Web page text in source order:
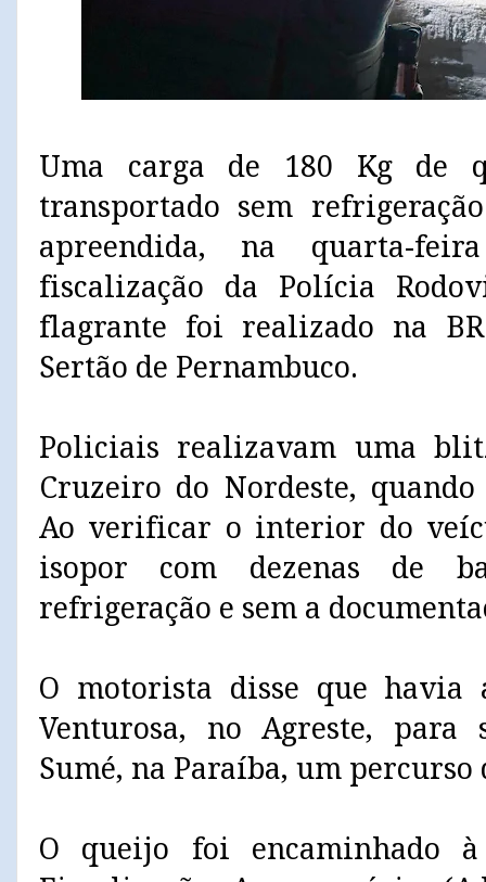
Uma carga de 180 Kg de
transportado sem
apreendida, na quarta-
fiscalização da Polícia
flagrante foi realizado na
Sertão de Pernambuco.
Policiais realizavam uma
Cruzeiro do Nordeste,
Ao verificar o interior do
isopor com dezenas de
refrigeração e sem a
O motorista disse que
Venturosa, no Agreste, para
Sumé, na Paraíba, um percurso
O queijo foi encaminhado